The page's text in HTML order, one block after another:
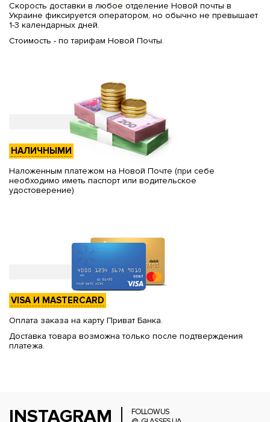
Скорость доставки в любое отделение Новой почты в
Украине фиксируется оператором, но обычно не превышает
1-3 календарных дней.
Стоимость - по тарифам Новой Почты.
НАЛИЧНЫМИ
Наложенным платежом на Новой Почте (при себе
необходимо иметь паспорт или водительское
удостоверение)
VISA И MASTERCARD
Оплата заказа на карту Приват Банка.
Доставка товара возможна только после подтверждения
платежа.
INSTAGRAM
FOLLOW US